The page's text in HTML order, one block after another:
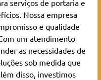
serviços de portaria e
Nossa empresa
e qualidade
um atendimento
as necessidades de
sob medida que
disso, investimos